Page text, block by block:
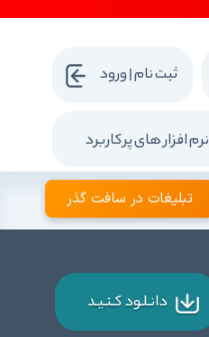
نرم افزار های پرکاربرد
ثبت نام | ورود
تبلیغات در سافت گذر
دانـلـود کـنـیـد